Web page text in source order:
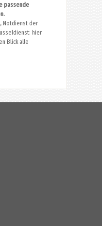
passende
Notdienst der
hier
Blick alle